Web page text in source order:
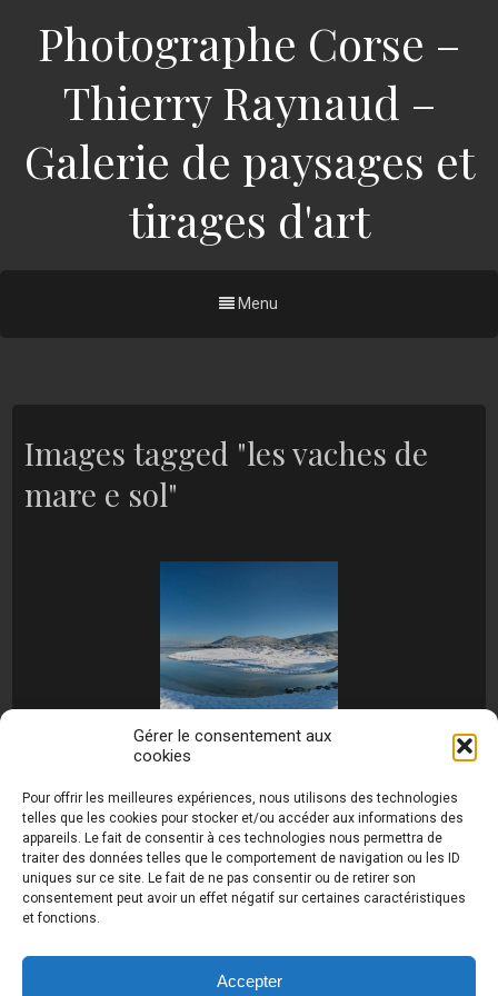
Gérer le consentement aux
cookies
Pour offrir les meilleures expériences, nous utilisons des technologies
telles que les cookies pour stocker et/ou accéder aux informations des
appareils. Le fait de consentir à ces technologies nous permettra de
traiter des données telles que le comportement de navigation ou les ID
uniques sur ce site. Le fait de ne pas consentir ou de retirer son
consentement peut avoir un effet négatif sur certaines caractéristiques
et fonctions.
Accepter
Photographe Corse –
Thierry Raynaud –
Galerie de paysages et
tirages d'art
Menu
Images tagged "les vaches de
mare e sol"
raynaud.com ©
Toutes les photos de ce site sont